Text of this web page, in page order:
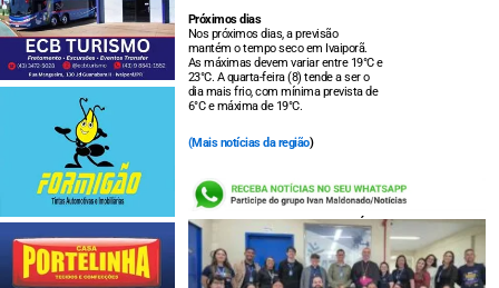
Próximos dias
Nos próximos dias, a previsão
mantém o tempo seco em Ivaiporã.
As máximas devem variar entre 19°C e
23°C. A quarta-feira (8) tende a ser o
dia mais frio, com mínima prevista de
6°C e máxima de 19°C.
(Mais notícias da região)
LEIA TAMBÉM: